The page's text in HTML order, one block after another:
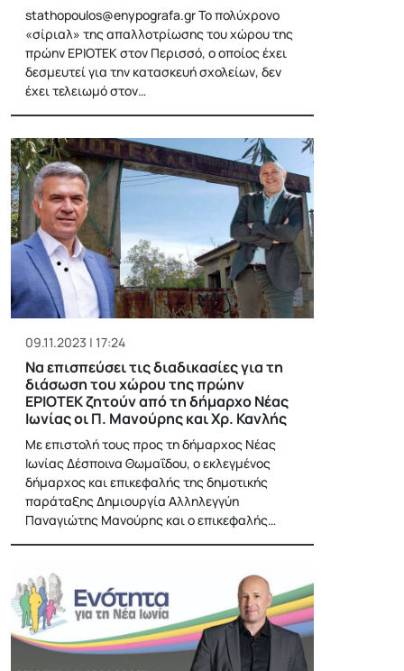
stathopoulos@enypografa.grΤο πολύχρονο
«σίριαλ» της απαλλοτρίωσης του χώρου της
πρώην ΕΡΙΟΤΕΚ στον Περισσό, ο οποίος έχει
δεσμευτεί για την κατασκευή σχολείων, δεν
έχει τελειωμό στον…
09.11.2023 | 17:24
Να επισπεύσει τις διαδικασίες για τη
διάσωση του χώρου της πρώην
ΕΡΙΟΤΕΚ ζητούν από τη δήμαρχο Νέας
Ιωνίας οι Π. Μανούρης και Χρ. Κανλής
Με επιστολή τους προς τη δήμαρχος Νέας
Ιωνίας Δέσποινα Θωμαΐδου, ο εκλεγμένος
δήμαρχος και επικεφαλής της δημοτικής
παράταξης Δημιουργία Αλληλεγγύη
Παναγιώτης Μανούρης και ο επικεφαλής…